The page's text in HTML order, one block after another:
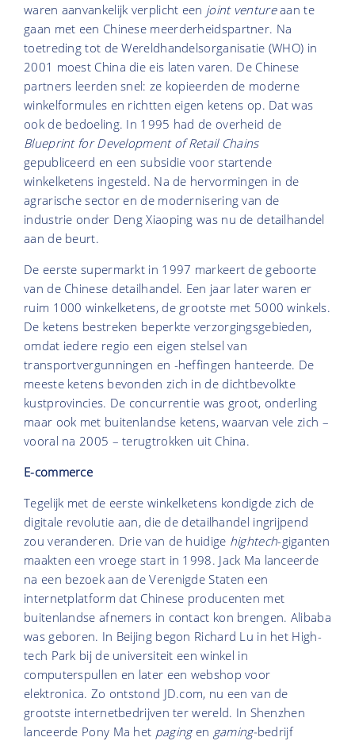
waren aanvankelijk verplicht een joint ventureaan te
gaan met een Chinese meerderheidspartner. Na
toetreding tot de Wereldhandelsorganisatie (WHO) in
2001 moest China die eis laten varen. De Chinese
partners leerden snel: ze kopieerden de moderne
winkelformules en richtten eigen ketens op. Dat was
ook de bedoeling. In 1995 had de overheid de
Blueprint for Development of Retail Chains
gepubliceerd en een subsidie voor startende
winkelketens ingesteld. Na de hervormingen in de
agrarische sector en de modernisering van de
industrie onder Deng Xiaoping was nu de detailhandel
aan de beurt.
De eerste supermarkt in 1997 markeert de geboorte
van de Chinese detailhandel. Een jaar later waren er
ruim 1000 winkelketens, de grootste met 5000 winkels.
De ketens bestreken beperkte verzorgingsgebieden,
omdat iedere regio een eigen stelsel van
transportvergunningen en -heffingen hanteerde. De
meeste ketens bevonden zich in de dichtbevolkte
kustprovincies. De concurrentie was groot, onderling
maar ook met buitenlandse ketens, waarvan vele zich –
vooral na 2005 – terugtrokken uit China.
E-commerce
Tegelijk met de eerste winkelketens kondigde zich de
digitale revolutie aan, die de detailhandel ingrijpend
zou veranderen. Drie van de huidige hightech-giganten
maakten een vroege start in 1998. Jack Ma lanceerde
na een bezoek aan de Verenigde Staten een
internetplatform dat Chinese producenten met
buitenlandse afnemers in contact kon brengen. Alibaba
was geboren. In Beijing begon Richard Lu in het High-
tech Park bij de universiteit een winkel in
computerspullen en later een webshop voor
elektronica. Zo ontstond JD.com, nu een van de
grootste internet­bedrijven ter wereld. In Shenzhen
lanceerde Pony Ma het pagingen gaming-bedrijf